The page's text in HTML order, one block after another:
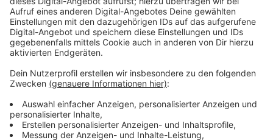
anderem das Maskottchen der Invictus Games, vom
Kinderschutzbund, Cosmo Sports und noch viele
weitere nach Lörick, um dort mit den Kindern in einer
Polonaise durch das Strandbad zu ziehen.
Sonntag, 13. August 2023, 12-17 Uhr
Strandbad Lörick,Niederkasseler Deich 285, 40547
Düsseldorf